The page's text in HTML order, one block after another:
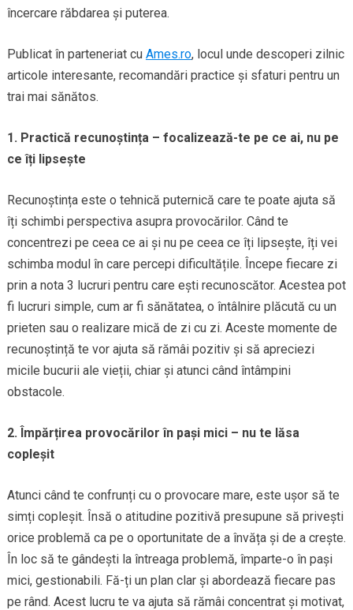
încercare răbdarea și puterea.
Publicat în parteneriat cu Ames.ro, locul unde descoperi zilnic
articole interesante, recomandări practice și sfaturi pentru un
trai mai sănătos.
1. Practică recunoștința – focalizează-te pe ce ai, nu pe
ce îți lipsește
Recunoștința este o tehnică puternică care te poate ajuta să
îți schimbi perspectiva asupra provocărilor. Când te
concentrezi pe ceea ce ai și nu pe ceea ce îți lipsește, îți vei
schimba modul în care percepi dificultățile. Începe fiecare zi
prin a nota 3 lucruri pentru care ești recunoscător. Acestea pot
fi lucruri simple, cum ar fi sănătatea, o întâlnire plăcută cu un
prieten sau o realizare mică de zi cu zi. Aceste momente de
recunoștință te vor ajuta să rămâi pozitiv și să apreciezi
micile bucurii ale vieții, chiar și atunci când întâmpini
obstacole.
2. Împărțirea provocărilor în pași mici – nu te lăsa
copleșit
Atunci când te confrunți cu o provocare mare, este ușor să te
simți copleșit. Însă o atitudine pozitivă presupune să privești
orice problemă ca pe o oportunitate de a învăța și de a crește.
În loc să te gândești la întreaga problemă, împarte-o în pași
mici, gestionabili. Fă-ți un plan clar și abordează fiecare pas
pe rând. Acest lucru te va ajuta să rămâi concentrat și motivat,